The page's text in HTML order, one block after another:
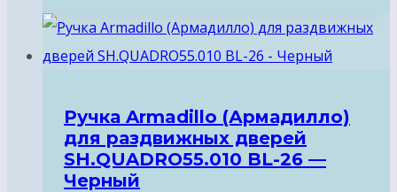
Ручка Armadillo (Армадилло)
для раздвижных дверей
SH.QUADRO55.010 BL-26 —
Черный